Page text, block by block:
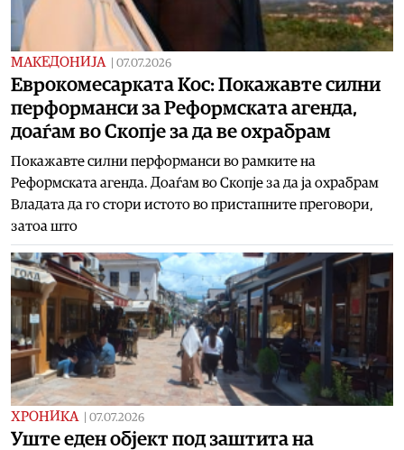
МАКЕДОНИЈА 07.07.2026
Еврокомесарката Кос: Покажавте силни
перформанси за Реформската агенда,
доаѓам во Скопјe за да ве охрабрам
Покажавте силни перформанси во рамките на
Реформската агенда. Доаѓам во Скопјe за да ја охрабрам
Владата да го стори истото во пристапните преговори,
затоа што
ХРОНИКА 07.07.2026
Уште еден објект под заштита на